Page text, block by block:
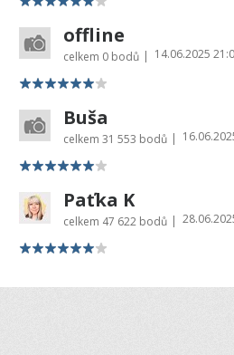
offline
celkem 0 bodů | 14.06.2025
Buša
celkem 31 553 bodů |
Paťka K
celkem 47 622 bodů |